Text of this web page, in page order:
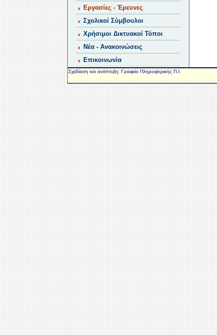
Εργασίες - Έρευνες
Σχολικοί Σύμβουλοι
Χρήσιμοι Δικτυακοί Τόποι
Νέα - Ανακοινώσεις
Επικοινωνία
Σχεδίαση και ανάπτυξη: Γραφείο Πληροφορικής Π.Ι.